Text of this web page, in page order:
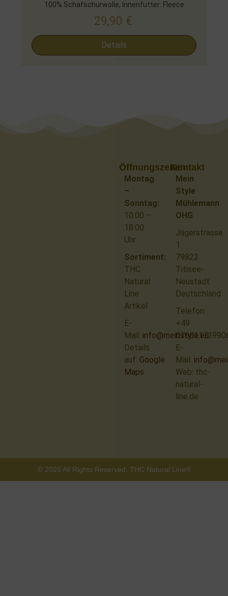
100% Schafschurwolle, Innenfutter: Fleece
29,90 €
Details
Kontakt
Mein
Style
Mühlemann
OHG
Jägerstrasse
1
79822
Titisee-
Neustadt
Deutschland
Telefon:
+49
E-
Mail:
Web: thc-
natural-
line.de
Öffnungszeiten
Montag
–
Sonntag:
10:00 –
18:00
Uhr
Sortiment:
THC
Natural
Line
Artikel
E-
Mail: info@meinstyle.eu
Details
auf: Google
Maps
© 2026 All Rights Reserved. THC Natural Line®